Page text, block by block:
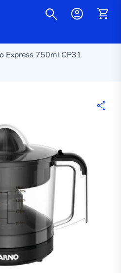
Express 750ml CP31